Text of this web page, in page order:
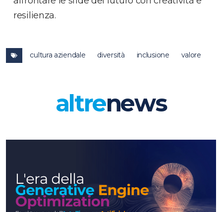
resilienza.
cultura aziendale diversità inclusione valore
altrenews